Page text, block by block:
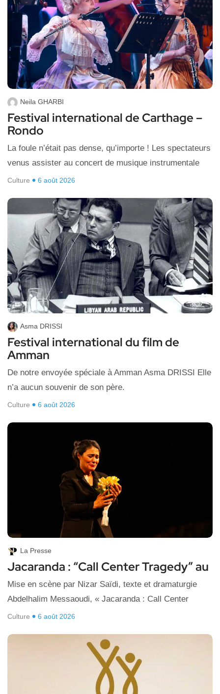
Neila GHARBI
Festival international de Carthage –
Rondo
La foule n’était pas dense, qu’importe ! Les spectateurs
venus assister au concert de musique instrumentale
Culture 6 août 2026
Asma DRISSI
Festival international du film de
Amman
De notre envoyée spéciale à Amman Asma DRISSI Elle
n’a aucun souvenir de son père.
Culture 6 août 2026
La Presse
Jacaranda : “Call Center Tragedy” au
Mise en scène par Nizar Saïdi, texte et dramaturgie
Abdelhalim Messaoudi, « Jacaranda : Call Center
Culture 6 août 2026